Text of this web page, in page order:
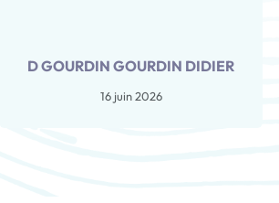
D GOURDIN GOURDIN DIDIER
16 juin 2026